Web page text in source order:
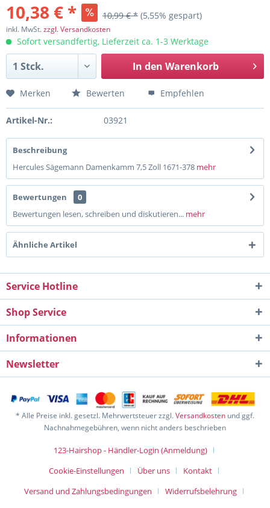
10,38 € * 10,99 € * (5,55% gespart)
inkl. MwSt.zzgl. Versandkosten
Sofort versandfertig, Lieferzeit ca. 1-3 Werktage
In den Warenkorb
Merken Bewerten Empfehlen
Artikel-Nr.: 03921
Beschreibung
Hercules Sägemann Damenkamm 7,5 Zoll 1671-378 mehr
Bewertungen
0
Bewertungen lesen, schreiben und diskutieren... mehr
Ähnliche Artikel
Service Hotline
Shop Service
Informationen
Newsletter
* Alle Preise inkl. gesetzl. Mehrwertsteuer zzgl.Versandkosten und ggf.
Nachnahmegebühren, wenn nicht anders beschrieben
123-Hairshop - Händler-Login (Anmeldung)
Cookie-Einstellungen
Über uns
Kontakt
Versand und Zahlungsbedingungen
Widerrufsbelehrung